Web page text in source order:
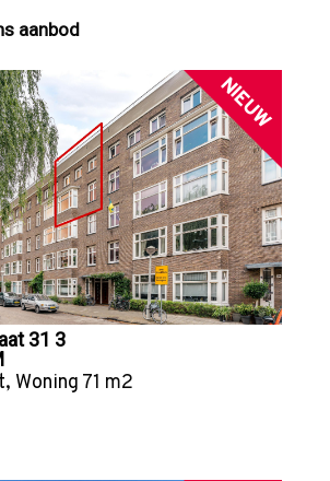
aanbod
NIEUW
31 3
, Woning 71 m2